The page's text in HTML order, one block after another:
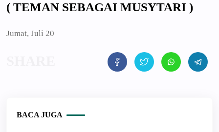
( TEMAN SEBAGAI MUSYTARI )
Jumat, Juli 20
BACA JUGA